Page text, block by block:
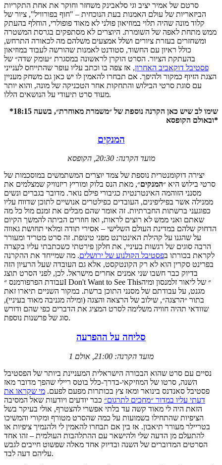
סרטם של אמיר יציב וגי סלאבינק משחזר וחוקר את אחת התקריות
הביזאריות של עולם האמנות בעת הנוכחית – "חוף בפורוויל", ציור של
קלוד מונה שהיה תלוי במוזיאון פולני לא מאוד פופולרי, הוחלף בהעתק
ממש מתחת לאפה של השומרת. היוצרים לא מסתפקים בגרסת המשטרה
ומשחזרים בעזרת ציורים ושלל אמצעים משלהם מה לכאורה התרחש,
כולל ראיון עם החשוד, סטודנט לאמנות שהורשה לעבוד במוזיאון
בהעתקת הציור. הסרט הוקרן לראשונה במסגרת ״עומק שדה״ של
פסטיבל דוקאביב האחרון, אז צפה בו וכתב עליו עופר שהתייחס לענייני
הצגת הזיוף כמקור ולהיפך. אם תבחרו להאמין לו יש כאן גם משחק מעניין
עם סוגת סרטי הבילוש והתחקות אחר הטכניקה של מונה, והוא יותר
מעוד סרט תיעודי על הנושאים הללו.
*שימו לב שיש כאן הקרנה נוספת של ״משמרת מאוחרת״, בשעה 18:15
ובאולם הקופסא*
המנקים
מועד הקרנה: 20:30, הקופסא
יצירה דוקומנטרית נוספת של צמד יוצרים המשתמשים במוסכמות של
סרטי בילוש היא ״המנקים״, מאת הנס בלוק ומוריץ ריזנוויק שמצלמים את
מסנני הזוהמה האינטרנטית כגיבורי פילם נואר. מדובר בגברים ונשים
ממנילה אשר בפיליפינים, העובדים כפילטרים אנושיים לתוכן שדווח עליו
כפוגעני ברשתות החברתיות. זה אומר שהם מבלים את זמנם מול כל מה
שאתם ואני ממש לא רוצים לראות, ואז חוזרים הביתה להמשך הקיום
הדחוק שלהם במדינת העולם השלישי – אסירי תודה ומלאי תחושת גאווה
על שהגנו על קהילת האינטרנט מפני טינופת. זה סרט מטריד ומעורר
הרבה סוגים של רגשות בעיניי, את חלקן פירטתי כשכתבתי עליו בקצרה
לקראת בכורתו בפסטיבל הקולנוע של ירושלים. מה שמייחד את ההקרנה
בפרינט סקרין הוא לא רק הקונטקסט, אלא גם העובדה שעל הרעיון הזה
בדיוק כבר חשבו שני אמנים אחרים מישראל. לכן, לפני הסרט תוצג
עבודת הפרפורמנס ״I Don't Want to See This״ של ליאור זלמנסון ומיה
מגנט, על עבודתם של מסנני התוכן ברשת. במקור השניים תיארו זאת
בתור ״הרצגה״, שילוב של הרצאה והצגה (ומילה מגניבה מאוד בעיניי),
שוודאי תהיה חוויה משלימה לסרט המציג את הדברים כפי שהם ודורש
סוג של פרשנות נוספת.
סליחה על ההפרעה
מועד הקרנה: 21:00, אולם 1
נסיים עם סרט שהוא הבכורה הישראלית המעניינת ביותר של הפסטיבל
השנה, סרטו של המוזיקאי-בדרך-כלל בוטס ריילי שהפך מדובר מאז
פסטיבל סאנדנס בינואר ומאז צץ בכותרות מפעם לפעם. מי שקראו את
דעתי עליו במדור ״מחכים לתרגום״ כבר יודעים ויודעות שאל המסיבה
הזאת היה לי מאוד קשה עד בלתי אפשרי להצטרף, אולי בעיקר בשל
הציפיות שהתחילו בשמועות על כמה שהסרט מטורף ומקורי והמשיכו
בטריילר מעורר תיאבון. אז בין אם תבחרו להאמין לי ולהנמיך ציפיות או
להתעלם מן הדעה שלי ולהישאר עם ההתלהבות העולמית – זהו אחד
הסרטים המדוברים של השנה ובדיוק אחד מאלה שפשוט חייבים לגבש
עליהם דעה לבד.